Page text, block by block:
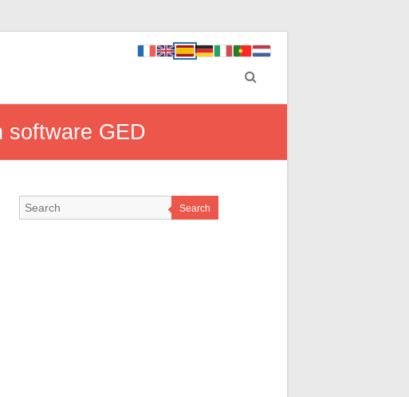
software GED
Search